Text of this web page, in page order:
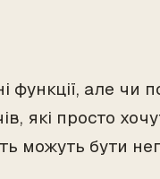
функції, але чи
які просто
можуть бути